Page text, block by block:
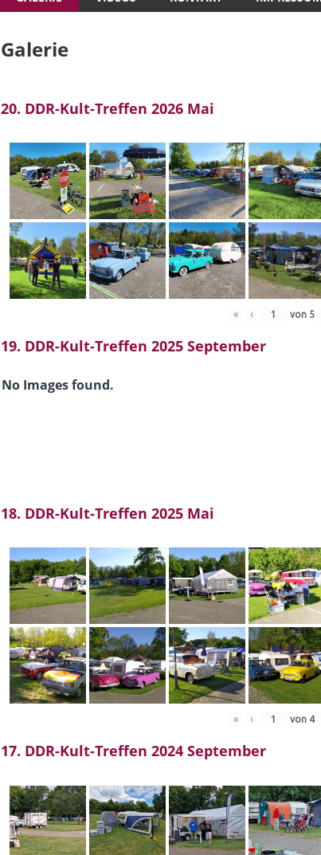
Galerie
20. DDR-Kult-Treffen 2026 Mai
« ‹ von 5
19. DDR-Kult-Treffen 2025 September
No Images found.
18. DDR-Kult-Treffen 2025 Mai
« ‹ von 4
17. DDR-Kult-Treffen 2024 September